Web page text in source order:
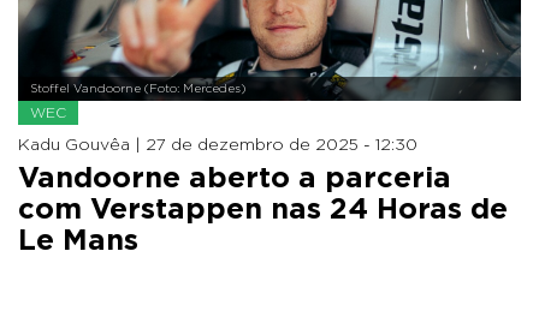
Stoffel Vandoorne (Foto: Mercedes)
WEC
Kadu Gouvêa | 27 de dezembro de 2025 - 12:30
Vandoorne aberto a parceria
com Verstappen nas 24 Horas de
Le Mans